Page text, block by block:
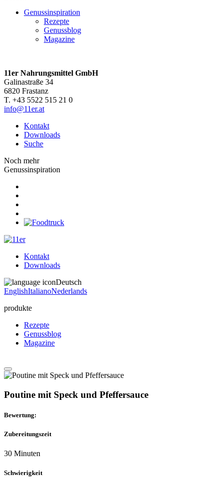
Genussinspiration
Rezepte
Genussblog
Magazine
11er Nahrungsmittel GmbH
Galinastraße 34
6820 Frastanz
T. +43 5522 515 21 0
info@11er.at
Kontakt
Downloads
Suche
Noch mehr
Genussinspiration
Kontakt
Downloads
Deutsch
EnglishItalianoNederlands
produkte
Rezepte
Genussblog
Magazine
Poutine mit Speck und Pfeffersauce
Bewertung:
Zubereitungszeit
30 Minuten
Schwierigkeit